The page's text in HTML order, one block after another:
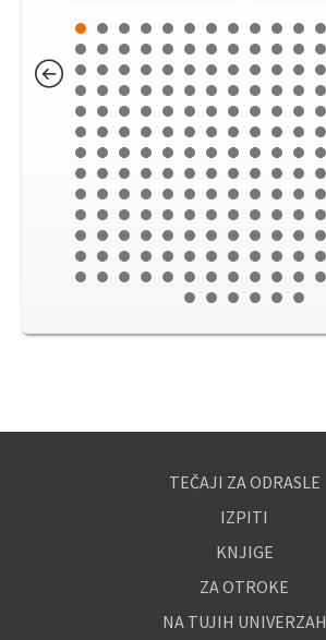
TEČAJI ZA ODRASLE
IZPITI
KNJIGE
ZA OTROKE
NA TUJIH UNIVERZAH